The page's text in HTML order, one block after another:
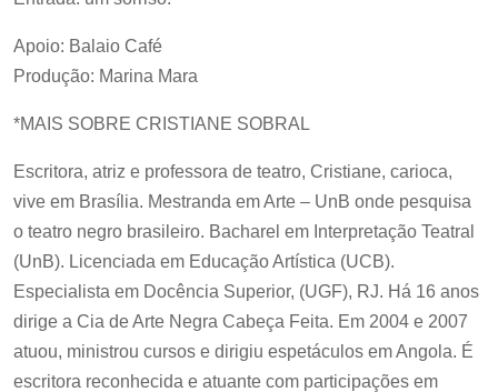
Apoio: Balaio Café
Produção: Marina Mara
*MAIS SOBRE CRISTIANE SOBRAL
Escritora, atriz e professora de teatro, Cristiane, carioca,
vive em Brasília. Mestranda em Arte – UnB onde pesquisa
o teatro negro brasileiro. Bacharel em Interpretação Teatral
(UnB). Licenciada em Educação Artística (UCB).
Especialista em Docência Superior, (UGF), RJ. Há 16 anos
dirige a Cia de Arte Negra Cabeça Feita. Em 2004 e 2007
atuou, ministrou cursos e dirigiu espetáculos em Angola. É
escritora reconhecida e atuante com participações em